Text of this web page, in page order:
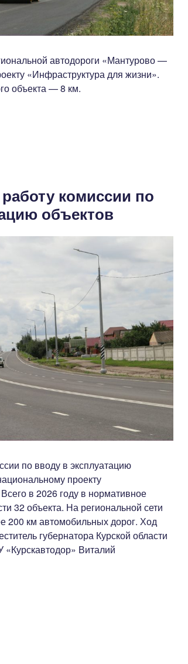
автодороги «Мантурово —
«Инфраструктура для жизни».
объекта — 8 км.
комиссии по
объектов
по вводу в эксплуатацию
проекту
в 2026 году в нормативное
32 объекта. На региональной сети
200 км автомобильных дорог. Ход
губернатора Курской области
Виталий